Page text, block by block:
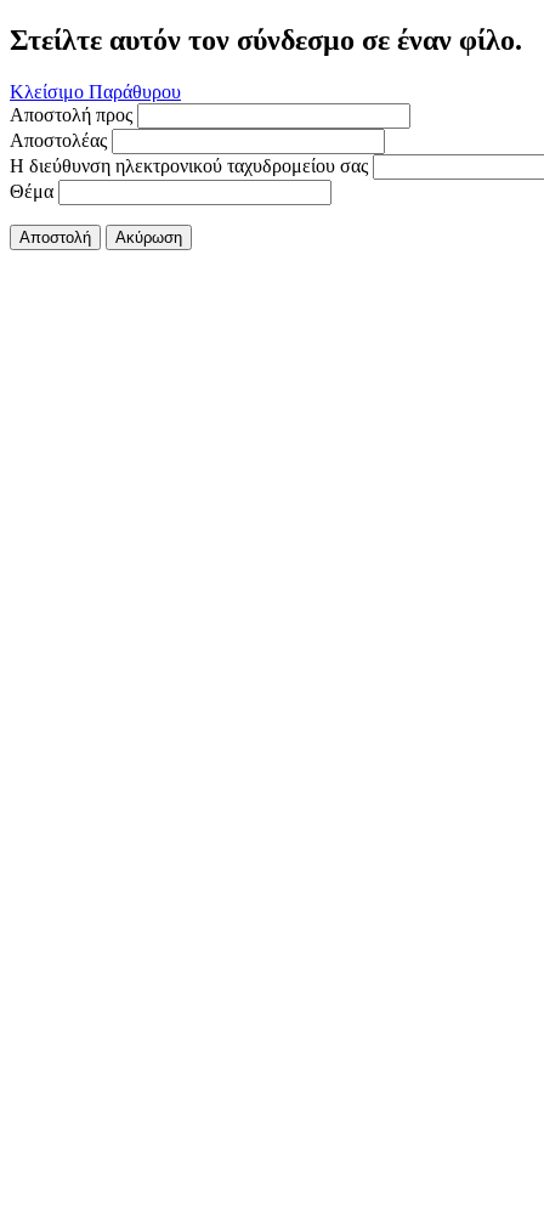
Στείλτε αυτόν τον σύνδεσμο σε έναν φίλο.
Κλείσιμο Παράθυρου
Αποστολή προς
Αποστολέας
Η διεύθυνση ηλεκτρονικού ταχυδρομείου σας
Θέμα
Αποστολή Ακύρωση